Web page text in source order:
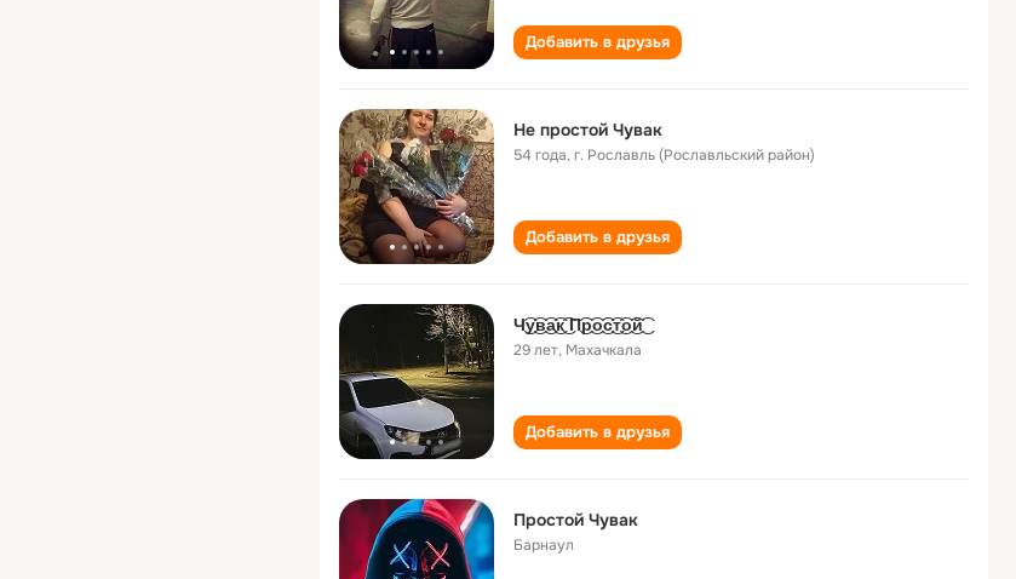
Добавить в друзья
Не простой Чувак
54 года,г. Рославль (Рославльский район)
Добавить в друзья
Ч͜͡у͜͡в͜͡а͜͡к͜͡ П͜͡р͜͡о͜͡с͜͡т͜͡о͜͡й͜͡
29 лет, Махачкала
Добавить в друзья
Простой Чувак
Барнаул